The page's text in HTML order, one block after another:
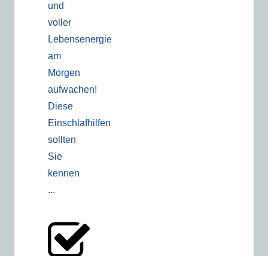
und
voller
Lebensenergie
am
Morgen
aufwachen!
Diese
Einschlafhilfen
sollten
Sie
kennen
...